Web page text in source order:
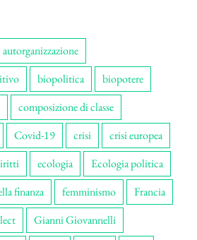
autorganizzazione
biopolitica
biopotere
composizione di classe
Covid-19 crisi
crisi europea
ecologia
Ecologia politica
finanza femminismo
Francia
Gianni Giovannelli